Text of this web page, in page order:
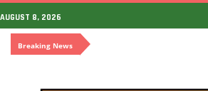
AUGUST 8, 2026
Breaking News